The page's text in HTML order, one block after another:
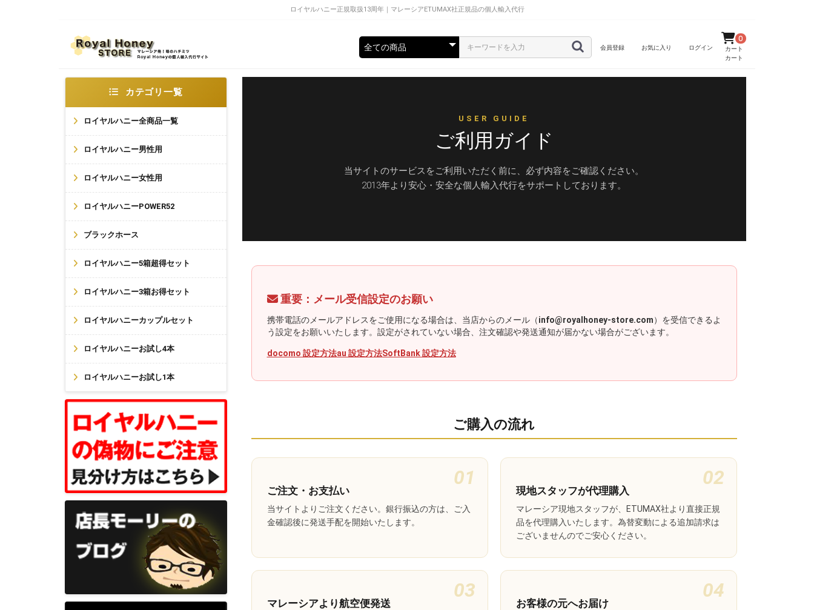
ロイヤルハニー正規取扱13周年｜マレーシアETUMAX社正規品の個人輸入代行
会員登録 お気に入り ログイン
0
カート
カテゴリ一覧
ロイヤルハニー全商品一覧
ロイヤルハニー男性用
ロイヤルハニー女性用
ロイヤルハニーPOWER52
ブラックホース
ロイヤルハニー5箱超得セット
ロイヤルハニー3箱お得セット
ロイヤルハニーカップルセット
ロイヤルハニーお試し4本
ロイヤルハニーお試し1本
USER GUIDE
ご利用ガイド
当サイトのサービスをご利用いただく前に、必ず内容をご確認ください。
2013年より安心・安全な個人輸入代行をサポートしております。
重要：メール受信設定のお願い
携帯電話のメールアドレスをご使用になる場合は、当店からのメール（info@royalhoney-store.com）を受信できるよ
う設定をお願いいたします。設定がされていない場合、注文確認や発送通知が届かない場合がございます。
docomo 設定方法au 設定方法SoftBank 設定方法
ご購入の流れ
01
ご注文・お支払い
当サイトよりご注文ください。銀行振込の方は、ご入
金確認後に発送手配を開始いたします。
02
現地スタッフが代理購入
マレーシア現地スタッフが、ETUMAX社より直接正規
品を代理購入いたします。為替変動による追加請求は
ございませんのでご安心ください。
03
マレーシアより航空便発送
04
お客様の元へお届け